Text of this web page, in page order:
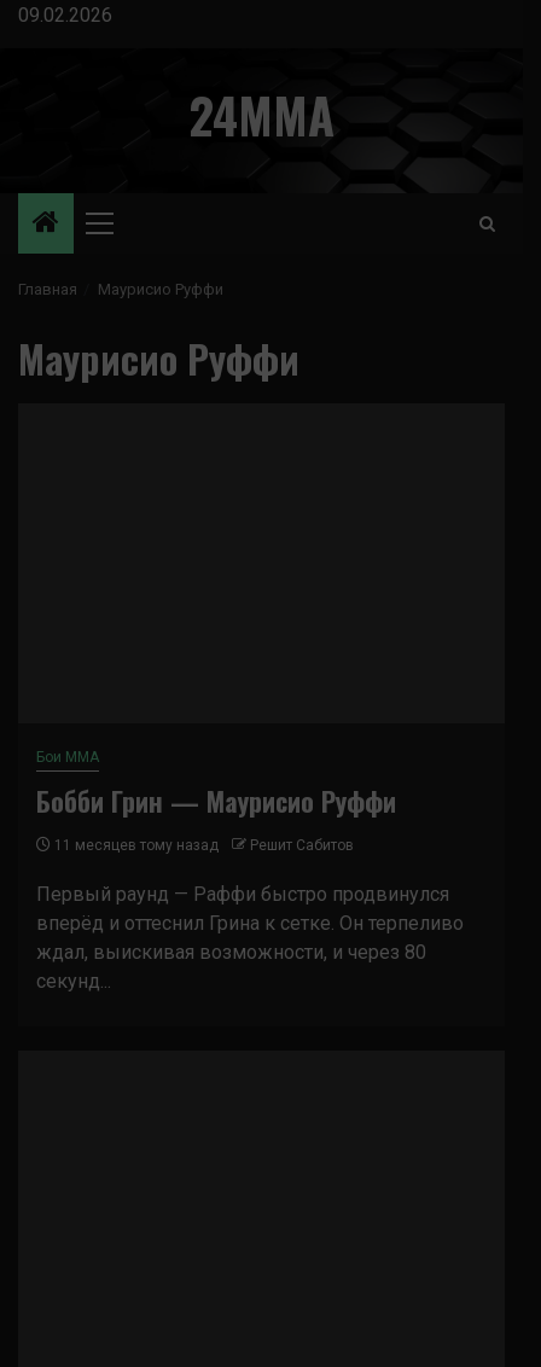
Перейти
09.02.2026
24MMA
Основное
Главная Маурисио Руффи
Маурисио Руффи
Бои ММА
Бобби Грин — Маурисио Руффи
11 месяцев тому назад Решит Сабитов
Первый раунд — Раффи быстро продвинулся
вперёд и оттеснил Грина к сетке. Он терпеливо
ждал, выискивая возможности, и через 80
секунд...